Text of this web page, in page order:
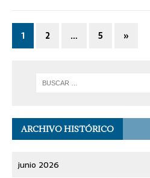
1 2 … 5 »
ARCHIVO HISTÓRICO
junio 2026